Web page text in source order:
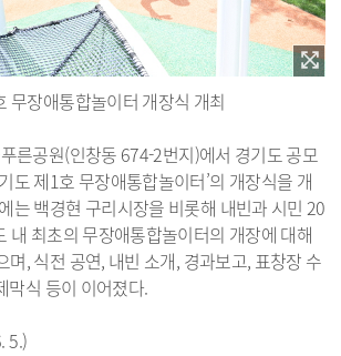
무장애통합놀이터 개장식 개최
른공원(인창동 674-2번지)에서 경기도 공모
도 제1호 무장애통합놀이터’의 개장식을 개
는 백경현 구리시장을 비롯해 내빈과 시민 20
내 최초의 무장애통합놀이터의 개장에 대해
며, 식전 공연, 내빈 소개, 경과보고, 표창장 수
막식 등이 이어졌다.
5.)